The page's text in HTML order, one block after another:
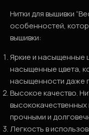
Нитки для вышивки
особенностей,
вышивки:
Яркие и насыщенные
насыщенные цвета,
насыщенности даже
Высокое качество.
высококачественных
прочными и
Легкость в